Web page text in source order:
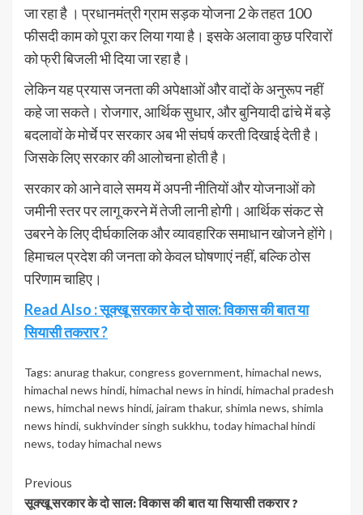
जा रहा है । प्रधानमंत्री ग्राम सड़क योजना 2 के तहत 100
फीसदी काम को पूरा कर लिया गया है। इसके अलावा कुछ परिवारों
को फ्री बिजली भी दिया जा रहा है।
लेकिन यह प्रयास जनता की अपेक्षाओं और वादों के अनुरूप नहीं
कहे जा सकते। रोजगार, आर्थिक सुधार, और बुनियादी ढांचे में बड़े
बदलावों के मोर्चे पर सरकार अब भी संघर्ष करती दिखाई देती है।
जिसके लिए सरकार की आलोचना होती है।
सरकार को आने वाले समय में अपनी नीतियों और योजनाओं को
जमीनी स्तर पर लागू करने में तेजी लानी होगी। आर्थिक संकट से
उबरने के लिए दीर्घकालिक और व्यावहारिक समाधान खोजने होंगे।
हिमाचल प्रदेश की जनता को केवल घोषणाएं नहीं, बल्कि ठोस
परिणाम चाहिए।
Read Also : सूक्खू सरकार के दो साल: विकास की बात या
सियासी तकरार ?
Tags: anurag thakur, congress government, himachal news,
himachal news hindi, himachal news in hindi, himachal pradesh
news, himchal news hindi, jairam thakur, shimla news, shimla
news hindi, sukhvinder singh sukkhu, today himachal hindi
news, today himachal news
Continue
Previous
सूक्खू सरकार के दो साल: विकास की बात या सियासी तकरार ?